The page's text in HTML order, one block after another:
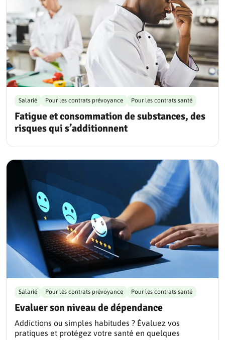
Fatigue et consommation de substances, des
risques qui s’additionnent
Salarié Pour les contrats prévoyance Pour les contrats santé
Evaluer son niveau de dépendance
Salarié Pour les contrats prévoyance Pour les contrats santé
Addictions ou simples habitudes ? Évaluez vos
pratiques et protégez votre santé en quelques